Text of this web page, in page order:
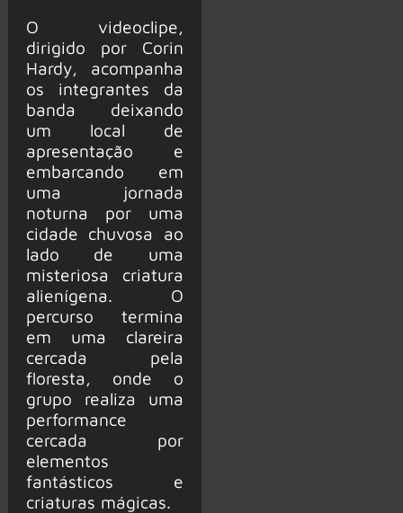
O videoclipe,
dirigido por Corin
Hardy, acompanha
os integrantes da
banda deixando
um local de
apresentação e
embarcando em
uma jornada
noturna por uma
cidade chuvosa ao
lado de uma
misteriosa criatura
alienígena. O
percurso termina
em uma clareira
cercada pela
floresta, onde o
grupo realiza uma
performance
cercada por
elementos
fantásticos e
criaturas mágicas.